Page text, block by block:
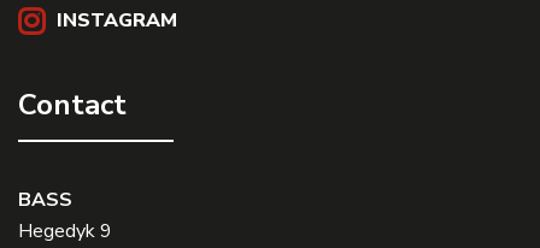
INSTAGRAM
Contact
BASS
Hegedyk 9